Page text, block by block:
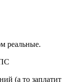
реальные.
(а то заплатит